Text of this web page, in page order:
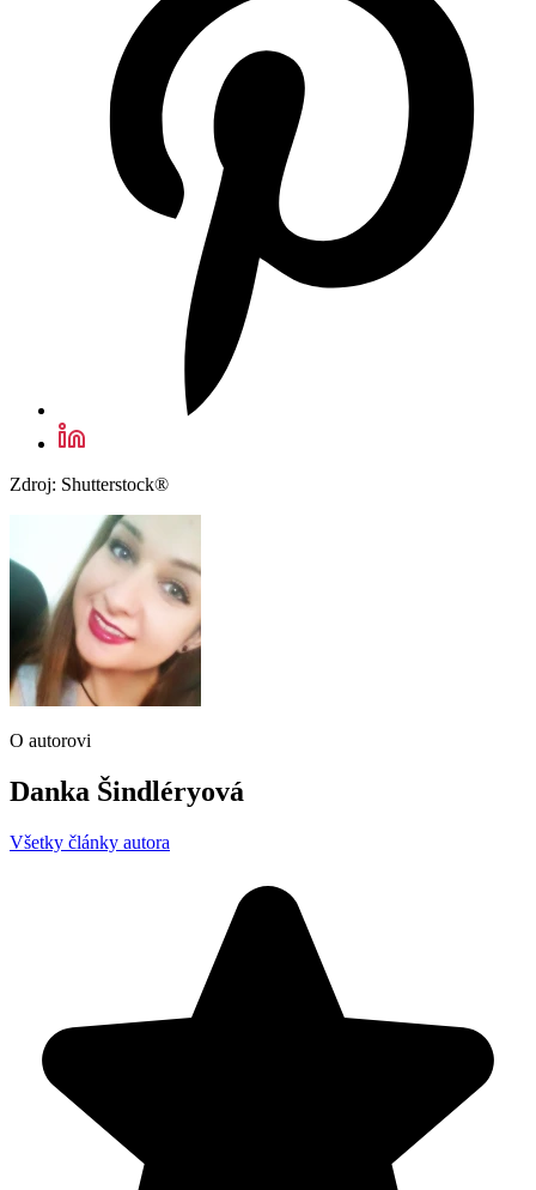
Zdroj: Shutterstock®
O autorovi
Danka Šindléryová
Všetky články autora